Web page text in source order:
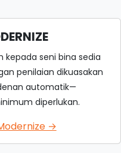
kepada seni bina sedia
penilaian dikuasakan
automatik—
diperlukan.
→